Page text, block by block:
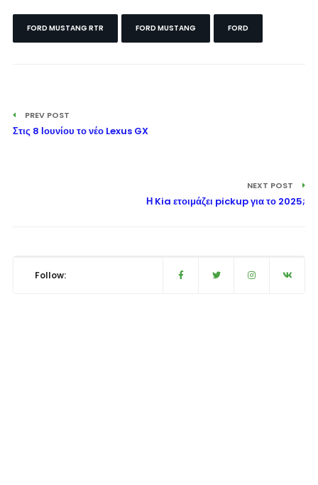
FORD MUSTANG RTR FORD MUSTANG FORD
PREV POST
Στις 8 Ιουνίου το νέο Lexus GX
NEXT POST
Η Kia ετοιμάζει pickup για το 2025;
Follow: